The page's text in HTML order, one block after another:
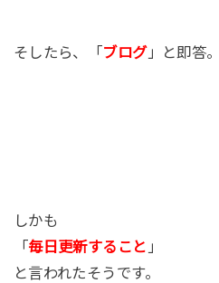
そしたら、「ブログ」と即答。
しかも
「毎日更新すること 」
と言われたそうです。